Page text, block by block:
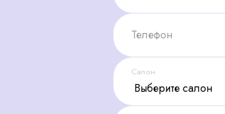
Телефон
Салон